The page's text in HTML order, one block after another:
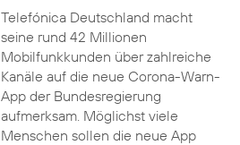
Telefónica Deutschland macht
seine rund 42 Millionen
Mobilfunkkunden über zahlreiche
Kanäle auf die neue Corona-Warn-
App der Bundesregierung
aufmerksam. Möglichst viele
Menschen sollen die neue App